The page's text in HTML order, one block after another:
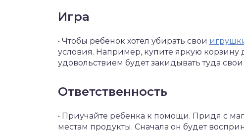
Игра
• Чтобы ребенок хотел убирать свои
условия. Например, купите яркую корзину
удовольствием будет закидывать туда
Ответственность
• Приучайте ребенка к помощи. Придя с
местам продукты. Сначала он будет